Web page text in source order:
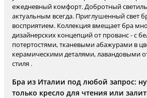
ежедневный комфорт. Добротный
актуальным всегда. Приглушенный свет
восприятием. Коллекция вмещает бра
дизайнерских концепций от прованс - с
потертостями, тканевыми абажурами в
керамическими деталями, лавандовыми
стиля .
Бра из Италии под любой запрос:
только кресло для чтения или